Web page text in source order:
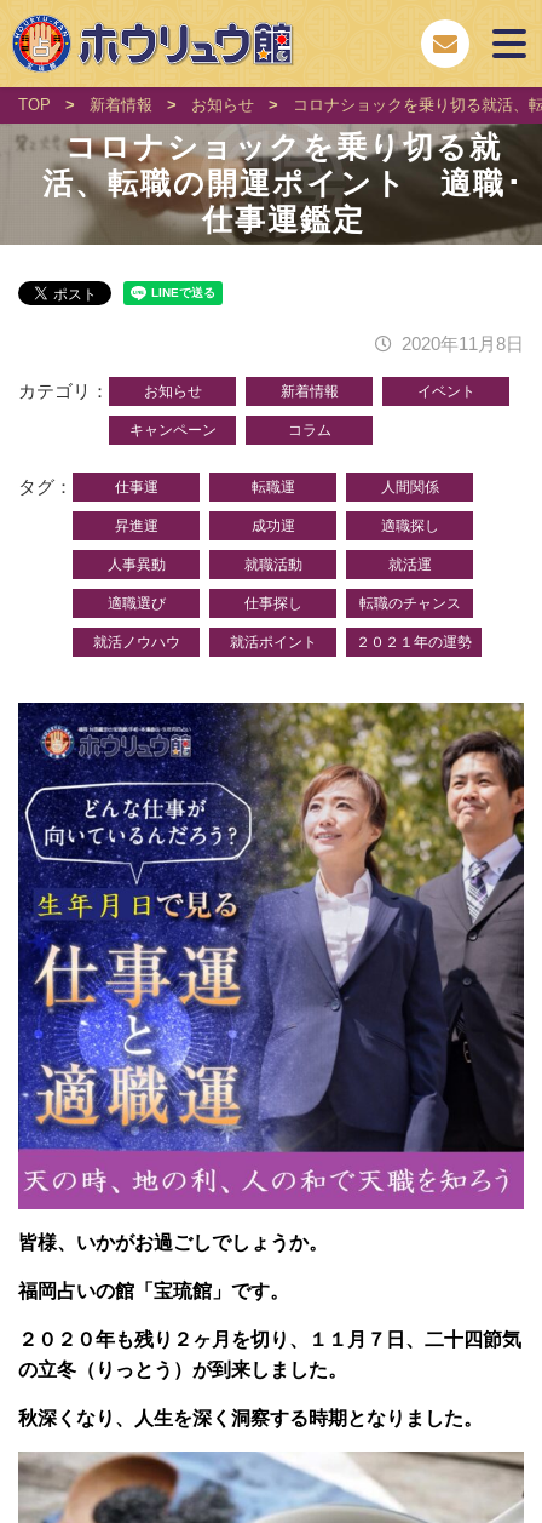
TOP > 新着情報 > お知らせ > コロナショックを乗り切る就活
コロナショックを乗り切る就
活、転職の開運ポイント 適職･
仕事運鑑定
2020年11月8日
カテゴリ お知らせ 新着情報 イベント
キャンペーン コラム
タグ 仕事運 転職運 人間関係
昇進運 成功運 適職探し
人事異動 就職活動 就活運
適職選び 仕事探し 転職のチャンス
就活ノウハウ 就活ポイント ２０２１年の運勢
皆様、いかがお過ごしでしょうか。
福岡占いの館「宝琉館」です。
２０２０年も残り２ヶ月を切り、１１月７日、二十四節気
の立冬（りっとう）が到来しました。
秋深くなり、人生を深く洞察する時期となりました。